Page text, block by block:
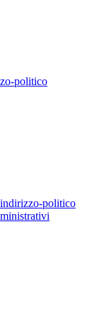
politico
politico